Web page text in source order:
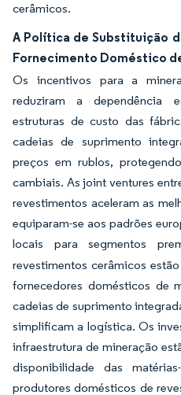
cerâmicos.
A Política de Substituição
Fornecimento Doméstico
Os incentivos para a
reduziram a dependência
estruturas de custo das
cadeias de suprimento
preços em rublos,
cambiais. As joint ventures
revestimentos aceleram as
equiparam-se aos padrões
locais para segmentos
revestimentos cerâmicos
fornecedores domésticos de
cadeias de suprimento
simplificam a logística. Os
infraestrutura de mineração
disponibilidade das
produtores domésticos de